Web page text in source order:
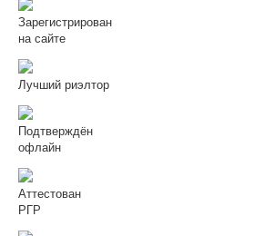
Зарегистрирован
на сайте
Лучший риэлтор
Подтверждён
офлайн
Аттестован
РГР